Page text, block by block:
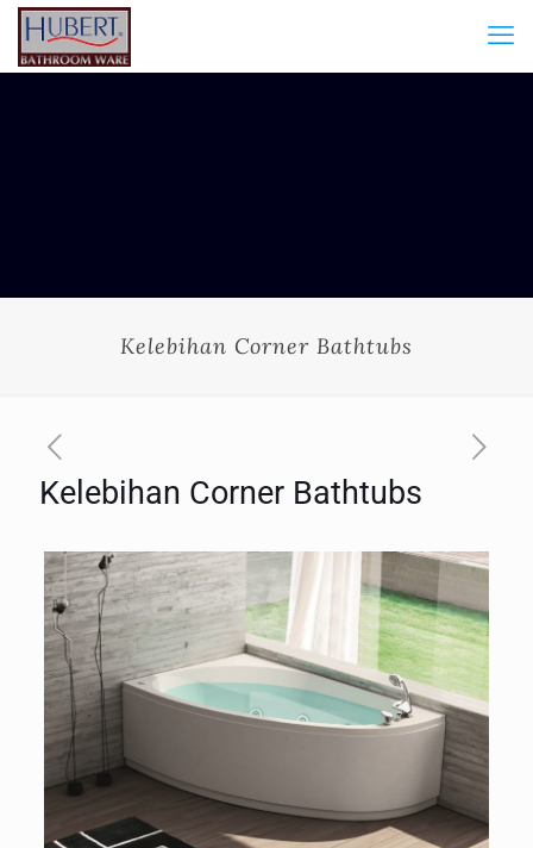
Kelebihan Corner Bathtubs
Kelebihan Corner Bathtubs